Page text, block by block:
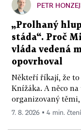
PETR
„Prolhaný
stáda“. Proč
vláda vedená
opovrhoval
Někteří říkají, že
Knížáka. A něco
organizovaný
7. 8. 2026 ▪ 4 min. čtení